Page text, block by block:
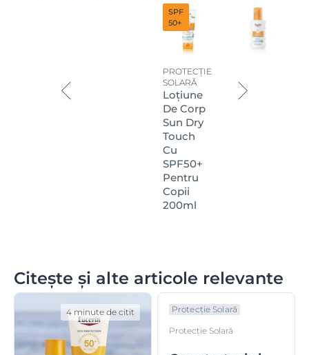
SPF
50+
PROTECȚIE
SOLARĂ
Loțiune
De Corp
Sun Dry
Touch
Cu
SPF50+
Pentru
Copii
200ml
Citește și alte articole relevante
4 minute de citit Protecție Solară
Protecție Solară